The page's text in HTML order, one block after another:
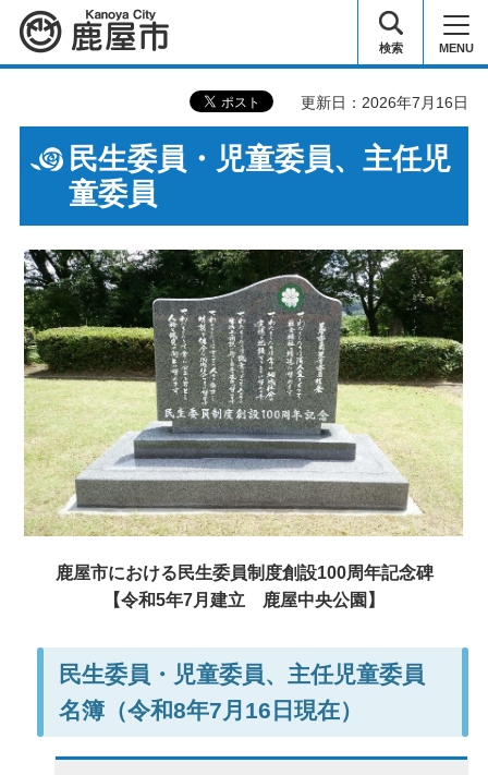
鹿屋市 検索 MENU
更新日：2026年7月16日
民生委員・児童委員、主任児
童委員
鹿屋市における民生委員制度創設100周年記念碑
【令和5年7月建立
鹿屋中央公園 】
民生委員・児童委員、主任児童委員
名簿（令和8年7月16日現在）